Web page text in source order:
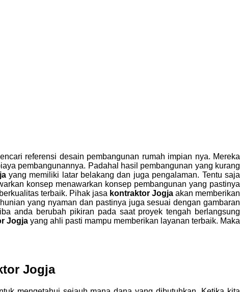
referensi desain pembangunan rumah impian nya. Mereka
pembangunannya. Padahal hasil pembangunan yang kurang
yang memiliki latar belakang dan juga pengalaman. Tentu saja
konsep menawarkan konsep pembangunan yang pastinya
terbaik. Pihak jasa kontraktor Jogja akan memberikan
yang nyaman dan pastinya juga sesuai dengan gambaran
anda berubah pikiran pada saat proyek tengah berlangsung
Jogja yang ahli pasti mampu memberikan layanan terbaik. Maka
Jogja